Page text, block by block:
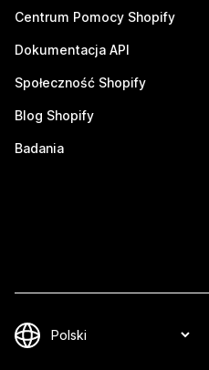
Centrum Pomocy Shopify
Dokumentacja API
Społeczność Shopify
Blog Shopify
Badania